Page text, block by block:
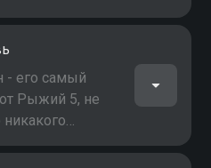
и Шарпику
слушать
был рок!
- его самый
Рыжий 5, не
не помогают -